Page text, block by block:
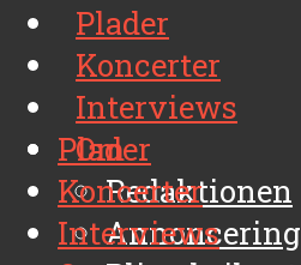
Plader
Koncerter
Interviews
Om
Redaktionen
Annoncering
Plader
Koncerter
Interviews